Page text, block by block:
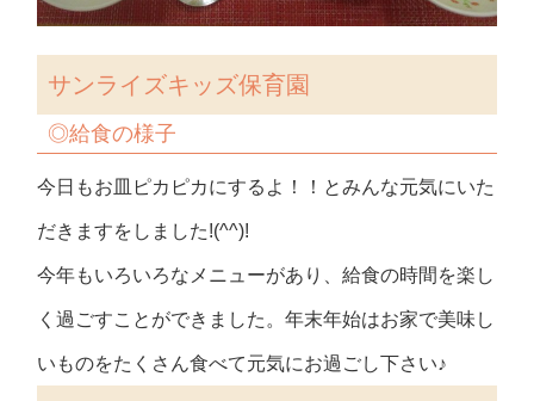
サンライズキッズ保育園
◎給食の様子
今日もお皿ピカピカにするよ！！とみんな元気にいた
だきますをしました!(^^)!
今年もいろいろなメニューがあり、給食の時間を楽し
く過ごすことができました。年末年始はお家で美味し
いものをたくさん食べて元気にお過ごし下さい♪